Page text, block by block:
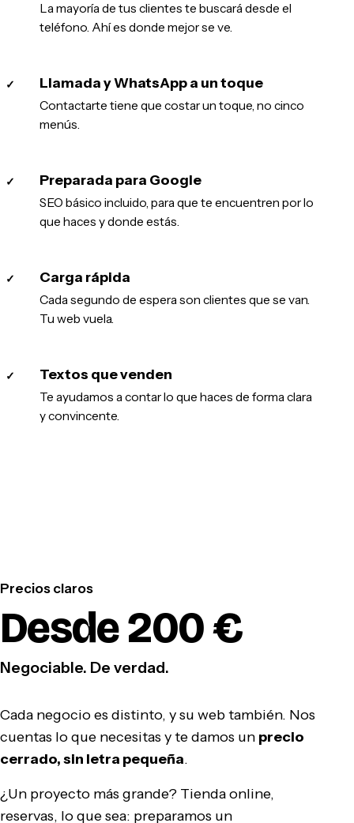
La mayoría de tus clientes te buscará desde el
teléfono. Ahí es donde mejor se ve.
✓ Llamada y WhatsApp a un toque
Contactarte tiene que costar un toque, no cinco
menús.
✓ Preparada para Google
SEO básico incluido, para que te encuentren por lo
que haces y donde estás.
✓ Carga rápida
Cada segundo de espera son clientes que se van.
Tu web vuela.
✓ Textos que venden
Te ayudamos a contar lo que haces de forma clara
y convincente.
Precios claros
Desde 200 €
Negociable. De verdad.
Cada negocio es distinto, y su web también. Nos
cuentas lo que necesitas y te damos un precio
cerrado, sin letra pequeña.
¿Un proyecto más grande? Tienda online,
reservas, lo que sea: preparamos un